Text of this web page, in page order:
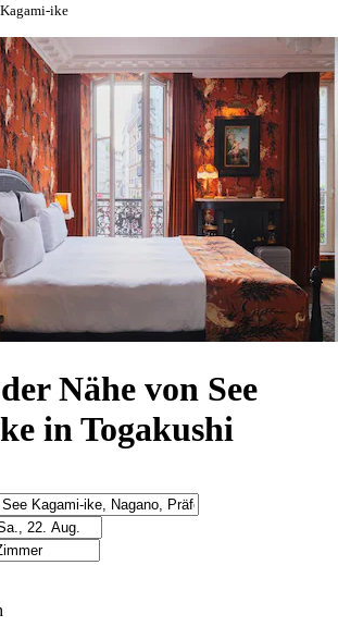
ike
Nähe von See
in Togakushi